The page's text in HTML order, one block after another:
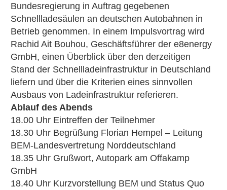
Bundesregierung in Auftrag gegebenen
Schnellladesäulen an deutschen Autobahnen in
Betrieb genommen. In einem Impulsvortrag wird
Rachid Ait Bouhou, Geschäftsführer der e8energy
GmbH, einen Überblick über den derzeitigen
Stand der Schnellladeinfrastruktur in Deutschland
liefern und über die Kriterien eines sinnvollen
Ausbaus von Ladeinfrastruktur referieren.
Ablauf des Abends
18.00 Uhr Eintreffen der Teilnehmer
18.30 Uhr Begrüßung Florian Hempel – Leitung
BEM-Landesvertretung Norddeutschland
18.35 Uhr Grußwort, Autopark am Offakamp
GmbH
18.40 Uhr Kurzvorstellung BEM und Status Quo